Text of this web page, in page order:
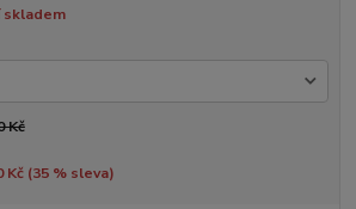
skladem
Kč
Kč (35% sleva)